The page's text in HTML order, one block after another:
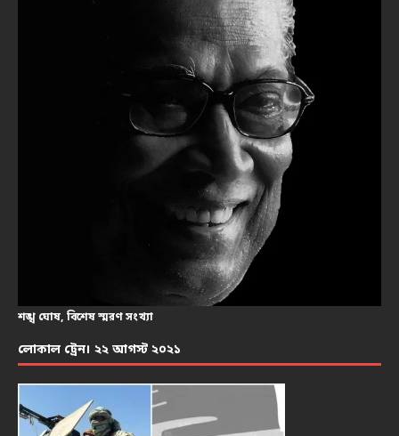
শঙ্খ ঘোষ, বিশেষ স্মরণ সংখ্যা
লোকাল ট্রেন। ২২ আগস্ট ২০২১